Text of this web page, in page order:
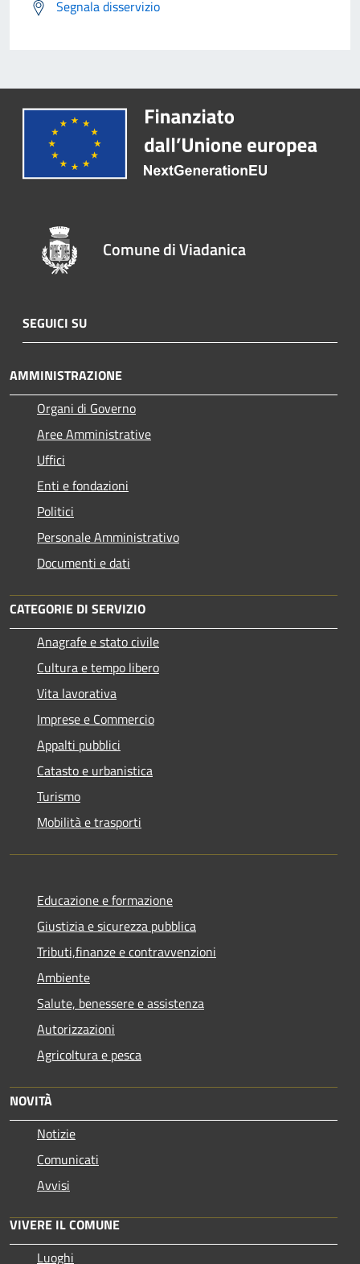
Segnala disservizio
Comune di Viadanica
SEGUICI SU
AMMINISTRAZIONE
Organi di Governo
Aree Amministrative
Uffici
Enti e fondazioni
Politici
Personale Amministrativo
Documenti e dati
CATEGORIE DI SERVIZIO
Anagrafe e stato civile
Cultura e tempo libero
Vita lavorativa
Imprese e Commercio
Appalti pubblici
Catasto e urbanistica
Turismo
Mobilità e trasporti
Educazione e formazione
Giustizia e sicurezza pubblica
Tributi,finanze e contravvenzioni
Ambiente
Salute, benessere e assistenza
Autorizzazioni
Agricoltura e pesca
NOVITÀ
Notizie
Comunicati
Avvisi
VIVERE IL COMUNE
Luoghi